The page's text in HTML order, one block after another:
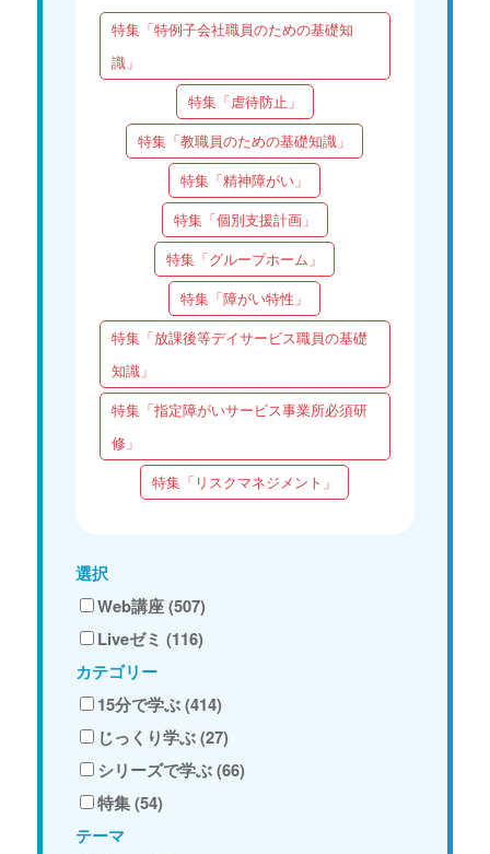
特集「特例子会社職員のための基礎知
識」
特集「虐待防止」
特集「教職員のための基礎知識」
特集「精神障がい」
特集「個別支援計画」
特集「グループホーム」
特集「障がい特性」
特集「放課後等デイサービス職員の基礎
知識」
特集「指定障がいサービス事業所必須研
修」
特集「リスクマネジメント」
選択
Web講座 (507)
Liveゼミ (116)
カテゴリー
15分で学ぶ (414)
じっくり学ぶ (27)
シリーズで学ぶ (66)
特集 (54)
テーマ